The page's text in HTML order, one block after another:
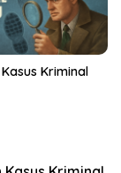
Kriminal